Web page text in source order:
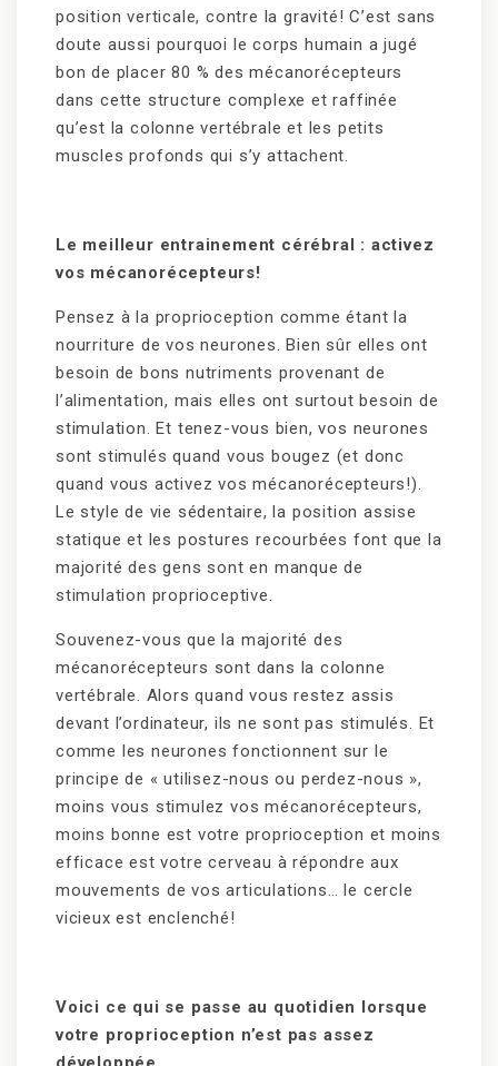
position verticale, contre la gravité! C’est sans
doute aussi pourquoi le corps humain a jugé
bon de placer 80 % des mécanorécepteurs
dans cette structure complexe et raffinée
qu’est la colonne vertébrale et les petits
muscles profonds qui s’y attachent.
Le meilleur entrainement cérébral : activez
vos mécanorécepteurs!
Pensez à la proprioception comme étant la
nourriture de vos neurones. Bien sûr elles ont
besoin de bons nutriments provenant de
l’alimentation, mais elles ont surtout besoin de
stimulation. Et tenez-vous bien, vos neurones
sont stimulés quand vous bougez (et donc
quand vous activez vos mécanorécepteurs!).
Le style de vie sédentaire, la position assise
statique et les postures recourbées font que la
majorité des gens sont en manque de
stimulation proprioceptive.
Souvenez-vous que la majorité des
mécanorécepteurs sont dans la colonne
vertébrale. Alors quand vous restez assis
devant l’ordinateur, ils ne sont pas stimulés. Et
comme les neurones fonctionnent sur le
principe de « utilisez-nous ou perdez-nous »,
moins vous stimulez vos mécanorécepteurs,
moins bonne est votre proprioception et moins
efficace est votre cerveau à répondre aux
mouvements de vos articulations… le cercle
vicieux est enclenché!
Voici ce qui se passe au quotidien lorsque
votre proprioception n’est pas assez